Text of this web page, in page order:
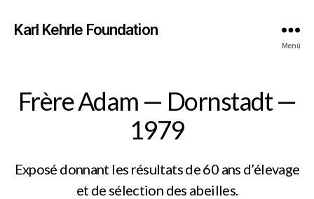
Karl Kehrle Foundation
Menü
Frère Adam — Dornstadt —
1979
Exposé donnant les résultats de 60 ans d’élevage
et de sélection des abeilles.